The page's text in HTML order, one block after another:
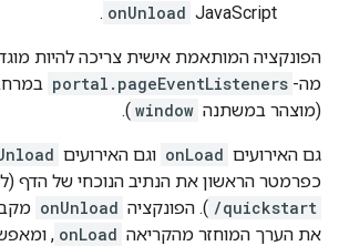
JavaScript
onUnload
.
הפונקציה המותאמת אישית צריכה להיות
מה- portal.pageEventListeners
(מוצהר במשתנה window
).
גם האירועים onLoad וגם האירועים
כפרמטר הראשון את הנתיב הנוכחי של הדף
/quickstart ). הפונקציה onUnload
את הערך המוחזר מהקריאה onLoad
,